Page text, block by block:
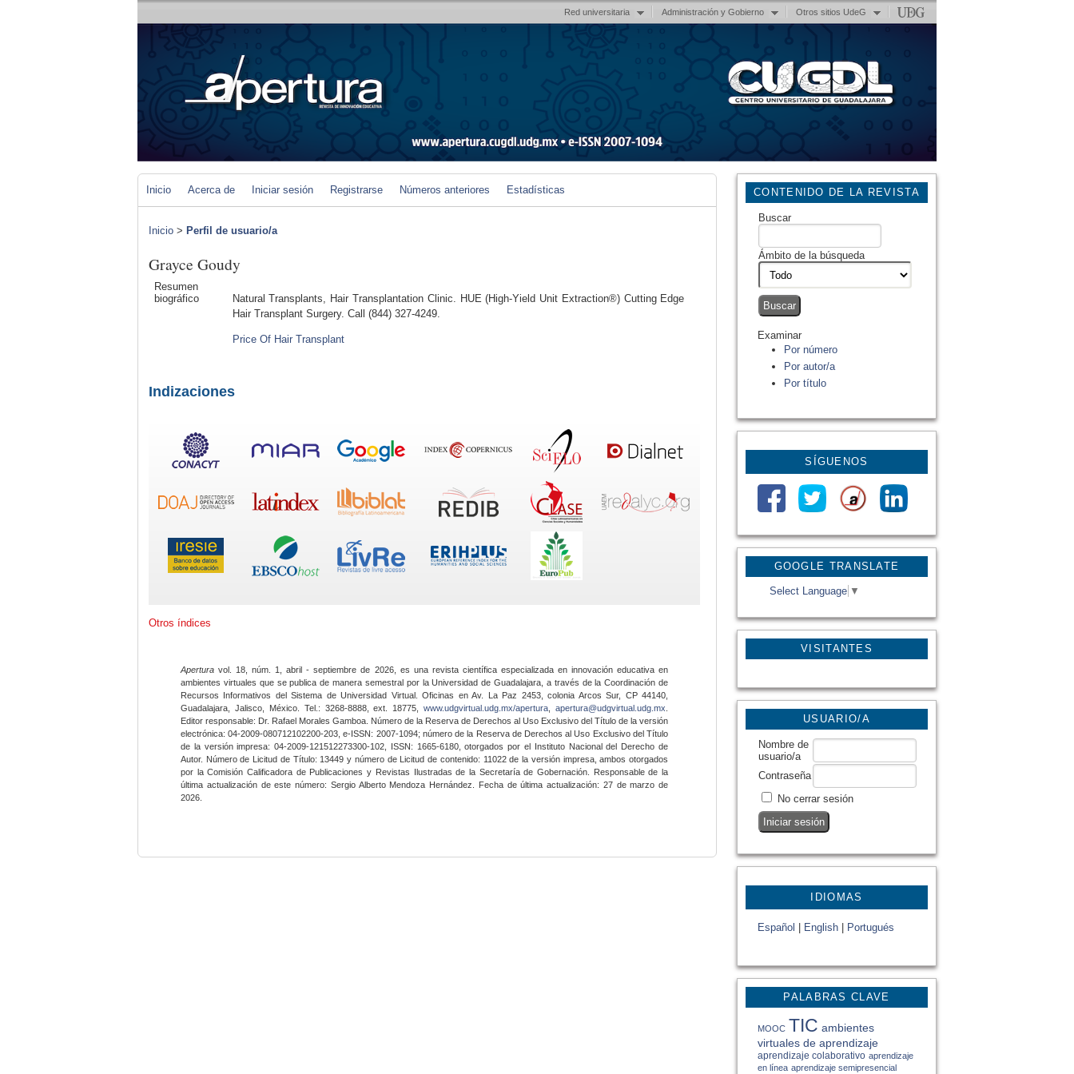
Red universitaria Administración y Gobierno Otros sitios UdeG
GOOGLE TRANSLATE
Select Language ▼
VISITANTES
CONTENIDO DE LA REVISTA
Buscar
Ámbito de la búsqueda
Examinar
Por número
Por autor/a
Por título
SÍGUENOS
USUARIO/A
Nombre de
usuario/a
Contraseña
No cerrar sesión
IDIOMAS
Español English Portugués
PALABRAS CLAVE
MOOC TIC ambientes
virtuales de aprendizaje
aprendizaje colaborativo aprendizaje
en línea aprendizaje semipresencial
Inicio Acerca de Iniciar sesión Registrarse Números anteriores Estadísticas
Inicio > Perfil de usuario/a
Grayce Goudy
Resumen
biográfico
Natural Transplants, Hair Transplantation Clinic. HUE (High-Yield Unit Extraction®) Cutting Edge
Hair Transplant Surgery. Call (844) 327-4249.
Price Of Hair Transplant
Indizaciones
Otros índices
Apertura vol. 18, núm. 1, abril - septiembre de 2026, es una revista científica especializada en innovación educativa en
ambientes virtuales que se publica de manera semestral por la Universidad de Guadalajara, a través de la Coordinación de
Recursos Informativos del Sistema de Universidad Virtual. Oficinas en Av. La Paz 2453, colonia Arcos Sur, CP 44140,
Guadalajara, Jalisco, México. Tel.: 3268-8888, ext. 18775,www.udgvirtual.udg.mx/apertura apertura@udgvirtual.udg.mx
Editor responsable: Dr. Rafael Morales Gamboa. Número de la Reserva de Derechos al Uso Exclusivo del Título de la versión
electrónica: 04-2009-080712102200-203, e-ISSN: 2007-1094; número de la Reserva de Derechos al Uso Exclusivo del Título
de la versión impresa: 04-2009-121512273300-102, ISSN: 1665-6180, otorgados por el Instituto Nacional del Derecho de
Autor. Número de Licitud de Título: 13449 y número de Licitud de contenido: 11022 de la versión impresa, ambos otorgados
por la Comisión Calificadora de Publicaciones y Revistas Ilustradas de la Secretaría de Gobernación. Responsable de la
última actualización de este número: Sergio Alberto Mendoza Hernández. Fecha de última actualización: 27 de marzo de
2026.